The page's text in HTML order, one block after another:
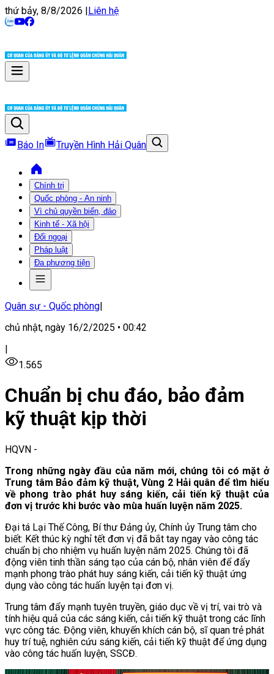
thứ bảy, 8/8/2026 |Liên hệ
Báo In Truyền Hình Hải Quân
Chính trị
Quốc phòng - An ninh
Vì chủ quyền biển, đảo
Kinh tế - Xã hội
Đối ngoại
Pháp luật
Đa phương tiện
Quân sự - Quốc phòng|
chủ nhật, ngày 16/2/2025 • 00:42
|
1.565
Chuẩn bị chu đáo, bảo đảm
kỹ thuật kịp thời
HQVN -
Trong những ngày đầu của năm mới, chúng tôi có mặt ở
Trung tâm Bảo đảm kỹ thuật, Vùng 2 Hải quân để tìm hiểu
về phong trào phát huy sáng kiến, cải tiến kỹ thuật của
đơn vị trước khi bước vào mùa huấn luyện năm 2025.
Đại tá Lại Thế Công, Bí thư Đảng ủy, Chính ủy Trung tâm cho
biết: Kết thúc kỳ nghỉ tết đơn vị đã bắt tay ngay vào công tác
chuẩn bị cho nhiệm vụ huấn luyện năm 2025. Chúng tôi đã
động viên tinh thần sáng tạo của cán bộ, nhân viên để đẩy
mạnh phong trào phát huy sáng kiến, cải tiến kỹ thuật ứng
dụng vào công tác huấn luyện tại đơn vị.
Trung tâm đẩy mạnh tuyên truyền, giáo dục về vị trí, vai trò và
tính hiệu quả của các sáng kiến, cải tiến kỹ thuật trong các lĩnh
vực công tác. Động viên, khuyến khích cán bộ, sĩ quan trẻ phát
huy trí tuệ, nghiên cứu sáng kiến, cải tiến kỹ thuật để ứng dụng
vào công tác huấn luyện, SSCĐ.